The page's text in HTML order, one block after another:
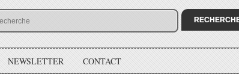
NEWSLETTER CONTACT